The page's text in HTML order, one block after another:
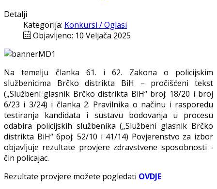
Detalji
Kategorija: Konkursi / Oglasi
Objavljeno: 10 Veljača 2025
Na temelju članka 61. i 62. Zakona o policijskim
službenicima Brčko distrikta BiH – pročišćeni tekst
(„Službeni glasnik Brčko distrikta BiH“ broj: 18/20 i broj
6/23 i 3/24) i članka 2. Pravilnika o načinu i rasporedu
testiranja kandidata i sustavu bodovanja u procesu
odabira policijskih službenika („Službeni glasnik Brčko
distrikta BiH“ број: 52/10 i 41/14) Povjerenstvo za izbor
objavljuje rezultate provjere zdravstvene sposobnosti -
čin policajac.
Rezultate provjere možete pogledati OVDJE